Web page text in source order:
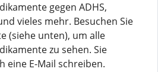
gegen ADHS,
vieles mehr. Besuchen Sie
(siehe unten), um alle
zu sehen. Sie
eine E-Mail schreiben.